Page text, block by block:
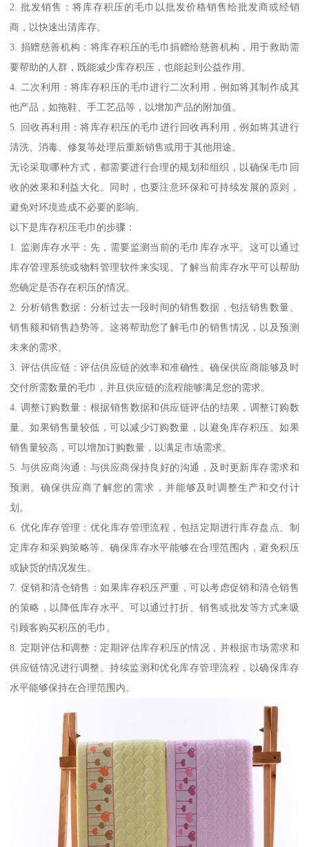
2. 批发销售：将库存积压的毛巾以批发价格销售给批发商或经销
商，以快速出清库存。
3. 捐赠慈善机构：将库存积压的毛巾捐赠给慈善机构，用于救助需
要帮助的人群，既能减少库存积压，也能起到公益作用。
4. 二次利用：将库存积压的毛巾进行二次利用，例如将其制作成其
他产品，如拖鞋、手工艺品等，以增加产品的附加值。
5. 回收再利用：将库存积压的毛巾进行回收再利用，例如将其进行
清洗、消毒、修复等处理后重新销售或用于其他用途。
无论采取哪种方式，都需要进行合理的规划和组织，以确保毛巾回
收的效果和利益大化。同时，也要注意环保和可持续发展的原则，
避免对环境造成不必要的影响。
以下是库存积压毛巾的步骤：
1. 监测库存水平：先，需要监测当前的毛巾库存水平。这可以通过
库存管理系统或物料管理软件来实现。了解当前库存水平可以帮助
您确定是否存在积压的情况。
2. 分析销售数据：分析过去一段时间的销售数据，包括销售数量、
销售额和销售趋势等。这将帮助您了解毛巾的销售情况，以及预测
未来的需求。
3. 评估供应链：评估供应链的效率和准确性。确保供应商能够及时
交付所需数量的毛巾，并且供应链的流程能够满足您的需求。
4. 调整订购数量：根据销售数据和供应链评估的结果，调整订购数
量。如果销售量较低，可以减少订购数量，以避免库存积压。如果
销售量较高，可以增加订购数量，以满足市场需求。
5. 与供应商沟通：与供应商保持良好的沟通，及时更新库存需求和
预测。确保供应商了解您的需求，并能够及时调整生产和交付计
划。
6. 优化库存管理：优化库存管理流程，包括定期进行库存盘点、制
定库存和采购策略等。确保库存水平能够在合理范围内，避免积压
或缺货的情况发生。
7. 促销和清仓销售：如果库存积压严重，可以考虑促销和清仓销售
的策略，以降低库存水平。可以通过打折、销售或批发等方式来吸
引顾客购买积压的毛巾。
8. 定期评估和调整：定期评估库存积压的情况，并根据市场需求和
供应链情况进行调整。持续监测和优化库存管理流程，以确保库存
水平能够保持在合理范围内。